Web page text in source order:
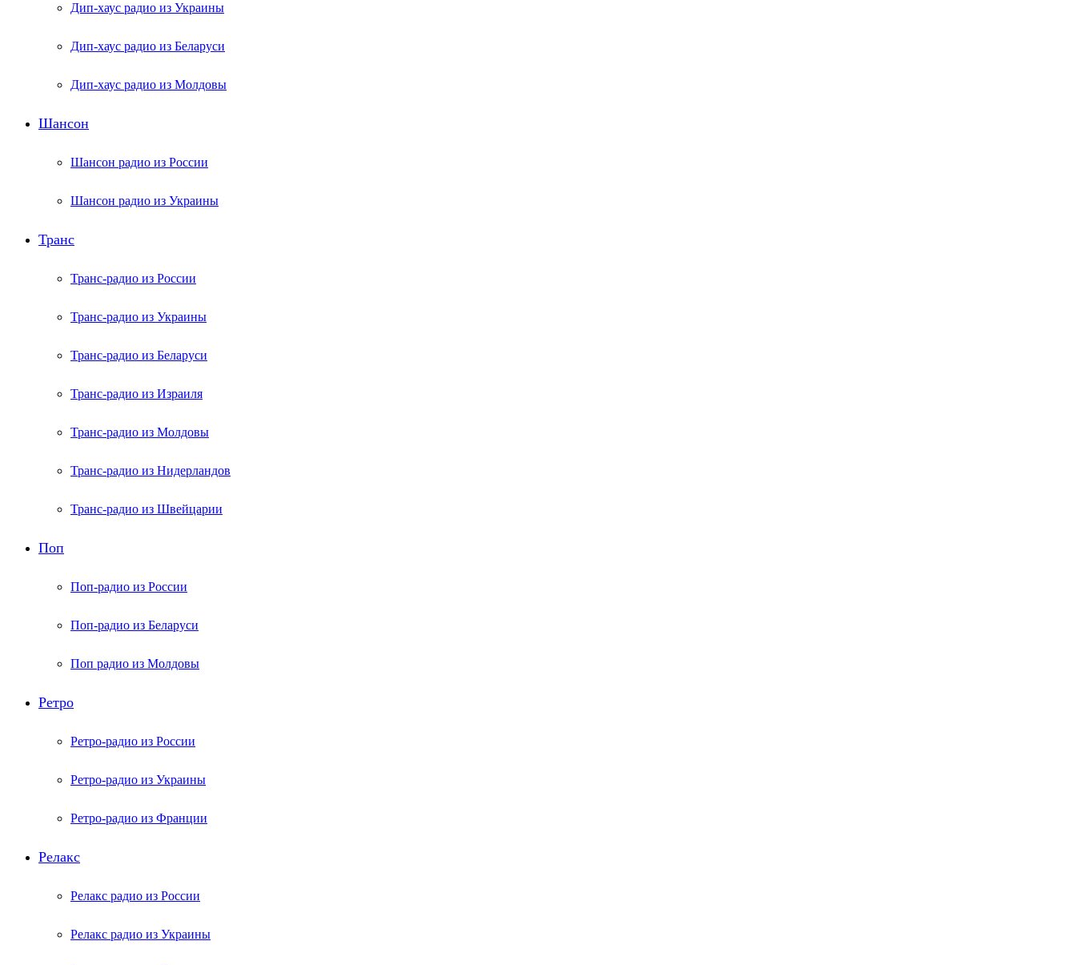
Дип-хаус радио из Украины
Дип-хаус радио из Беларуси
Дип-хаус радио из Молдовы
Шансон
Шансон радио из России
Шансон радио из Украины
Транс
Транс-радио из России
Транс-радио из Украины
Транс-радио из Беларуси
Транс-радио из Израиля
Транс-радио из Молдовы
Транс-радио из Нидерландов
Транс-радио из Швейцарии
Поп
Поп-радио из России
Поп-радио из Беларуси
Поп радио из Молдовы
Ретро
Ретро-радио из России
Ретро-радио из Украины
Ретро-радио из Франции
Релакс
Релакс радио из России
Релакс радио из Украины